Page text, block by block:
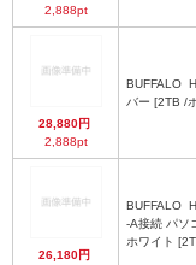
2,888pt
28,880円
2,888pt
BUFFALO
バー [2TB /
26,180円
BUFFALO
-A接続 パソ
ホワイト